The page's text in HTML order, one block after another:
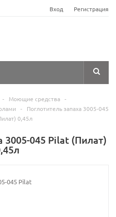
Вход Регистрация
- Моющие средства -
-
Поглотитель запаха 3005-045
0,45л
3005-045 Pilat (Пилат)